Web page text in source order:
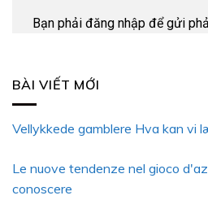
BÀI VIẾT MỚI
Vellykkede gamblere Hva kan vi
Le nuove tendenze nel gioco
conoscere
Bạn phải đăng nhập để gửi